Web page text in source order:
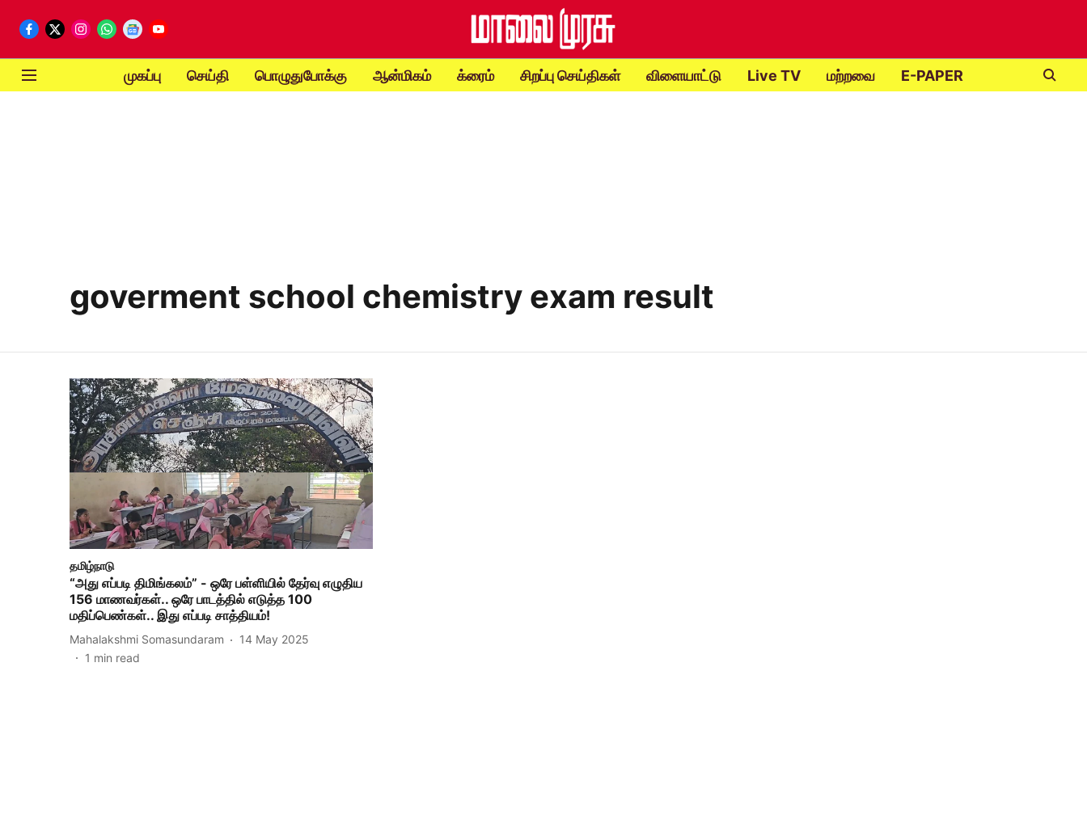
முகப்பு செய்தி பொழுதுபோக்கு ஆன்மிகம் க்ரைம் சிறப்பு செய்திகள் விளையாட்டு Live TV மற்றவை E-PAPER
goverment school chemistry exam result
தமிழ்நாடு
“அது எப்படி திமிங்கலம்” - ஒரே பள்ளியில் தேர்வு எழுதிய
156 மாணவர்கள்.. ஒரே பாடத்தில் எடுத்த 100
மதிப்பெண்கள்.. இது எப்படி சாத்தியம்!
Mahalakshmi Somasundaram
14 May 2025
1 min read